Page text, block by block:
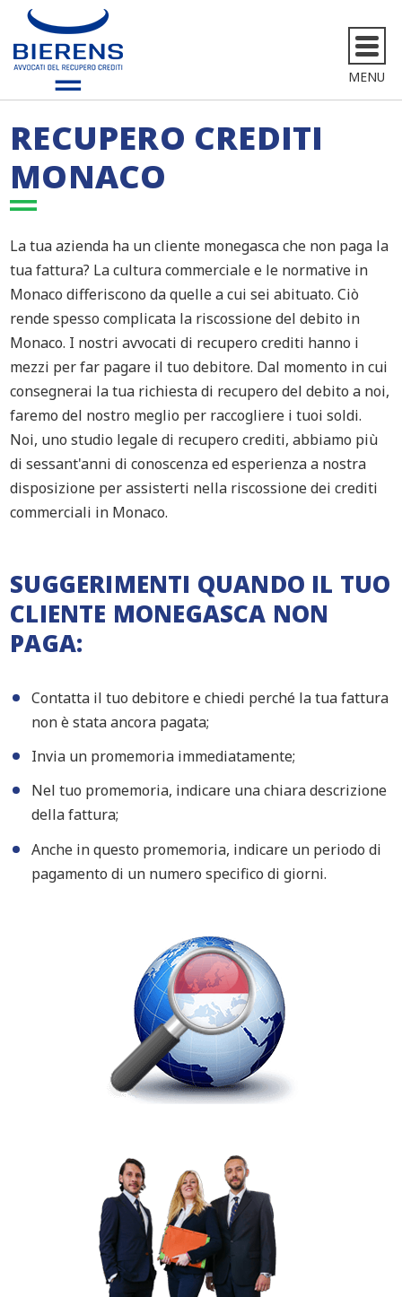
MENU
RECUPERO CREDITI
MONACO
La tua azienda ha un cliente monegasca che non paga la
tua fattura? La cultura commerciale e le normative in
Monaco differiscono da quelle a cui sei abituato. Ciò
rende spesso complicata la riscossione del debito in
Monaco. I nostri avvocati di recupero crediti hanno i
mezzi per far pagare il tuo debitore. Dal momento in cui
consegnerai la tua richiesta di recupero del debito a noi,
faremo del nostro meglio per raccogliere i tuoi soldi.
Noi, uno studio legale di recupero crediti, abbiamo più
di sessant'anni di conoscenza ed esperienza a nostra
disposizione per assisterti nella riscossione dei crediti
commerciali in Monaco.
SUGGERIMENTI QUANDO IL TUO
CLIENTE MONEGASCA NON
PAGA:
Contatta il tuo debitore e chiedi perché la tua fattura
non è stata ancora pagata;
Invia un promemoria immediatamente;
Nel tuo promemoria, indicare una chiara descrizione
della fattura;
Anche in questo promemoria, indicare un periodo di
pagamento di un numero specifico di giorni.